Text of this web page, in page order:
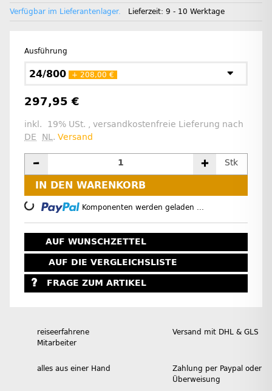
Verfügbar im Lieferantenlager. Lieferzeit: 9 - 10 Werktage
Ausführung
24/800 + 208,00 €
297,95 €
inkl. 19% USt. , versandkostenfreie Lieferung nach
DE
NL. Versand
Stk
IN DEN WARENKORB
Loading... Komponenten werden geladen ...
AUF WUNSCHZETTEL
AUF DIE VERGLEICHSLISTE
FRAGE ZUM ARTIKEL
reiseerfahrene
Mitarbeiter
Versand mit DHL & GLS
alles aus einer Hand
Zahlung per Paypal oder
Überweisung